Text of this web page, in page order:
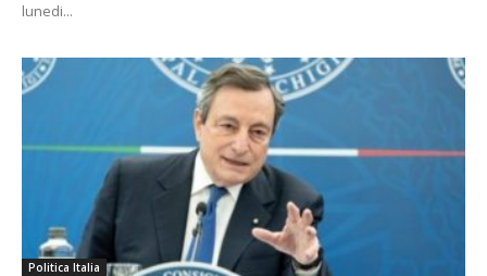
lunedi...
Politica Italia